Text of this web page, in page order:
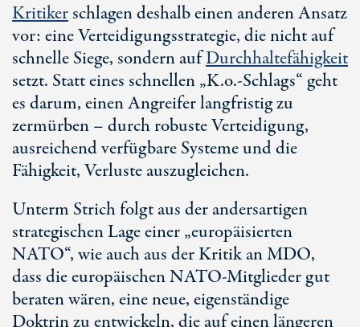
Kritikerschlagen deshalb einen anderen Ansatz
vor: eine Verteidigungsstrategie, die nicht auf
schnelle Siege, sondern aufDurchhaltefähigkeit
setzt. Statt eines schnellen „K.o.-Schlags“ geht
es darum, einen Angreifer langfristig zu
zermürben – durch robuste Verteidigung,
ausreichend verfügbare Systeme und die
Fähigkeit, Verluste auszugleichen.
Unterm Strich folgt aus der andersartigen
strategischen Lage einer „europäisierten
NATO“, wie auch aus der Kritik an MDO,
dass die europäischen NATO-Mitglieder gut
beraten wären, eine neue, eigenständige